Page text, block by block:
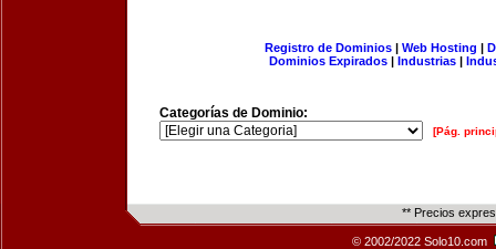
Registro de Dominios| Web Hosting |
Dominios Expirados | Industrias |
Categorías de Dominio:
[Pág.
** Precios
© 2002/2022 Solo10.com